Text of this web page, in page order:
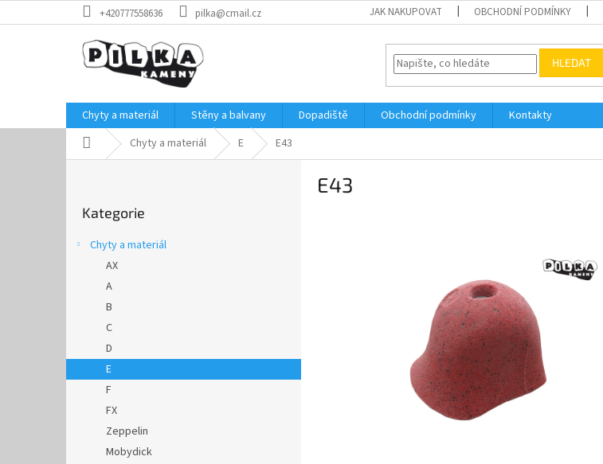
na
+420777558636 pilka@cmail.cz JAK NAKUPOVAT OBCHODNÍ PODMÍNKY
HLEDAT
Chyty a materiál Stěny a balvany Dopadiště Obchodní podmínky
Kontakty
Domů Chyty a materiál E E43
n
e
kategorie
Kategorie
Chyty a materiál
AX
A
B
C
D
E
F
FX
Zeppelin
Mobydick
E43